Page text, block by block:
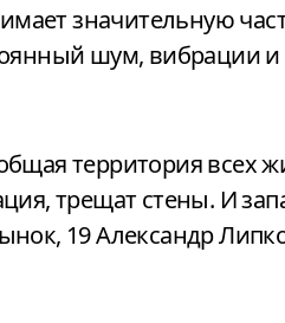
значительную
шум, вибрации
территория всех
трещат стены. И
19 Александр